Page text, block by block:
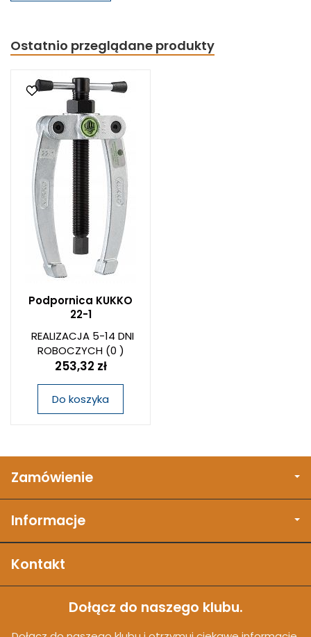
Ostatnio przeglądane produkty
Podpornica KUKKO
22-1
REALIZACJA 5-14 DNI
ROBOCZYCH(0 )
253,32 zł
Do koszyka
Zamówienie
Informacje
Kontakt
Dołącz do naszego klubu.